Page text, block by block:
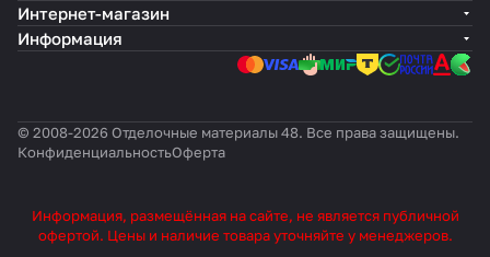
Интернет-магазин
Информация
© 2008-2026 Отделочные материалы 48. Все права защищены.
КонфиденциальностьОферта
Информация, размещённая на сайте, не является публичной
офертой. Цены и наличие товара уточняйте у менеджеров.